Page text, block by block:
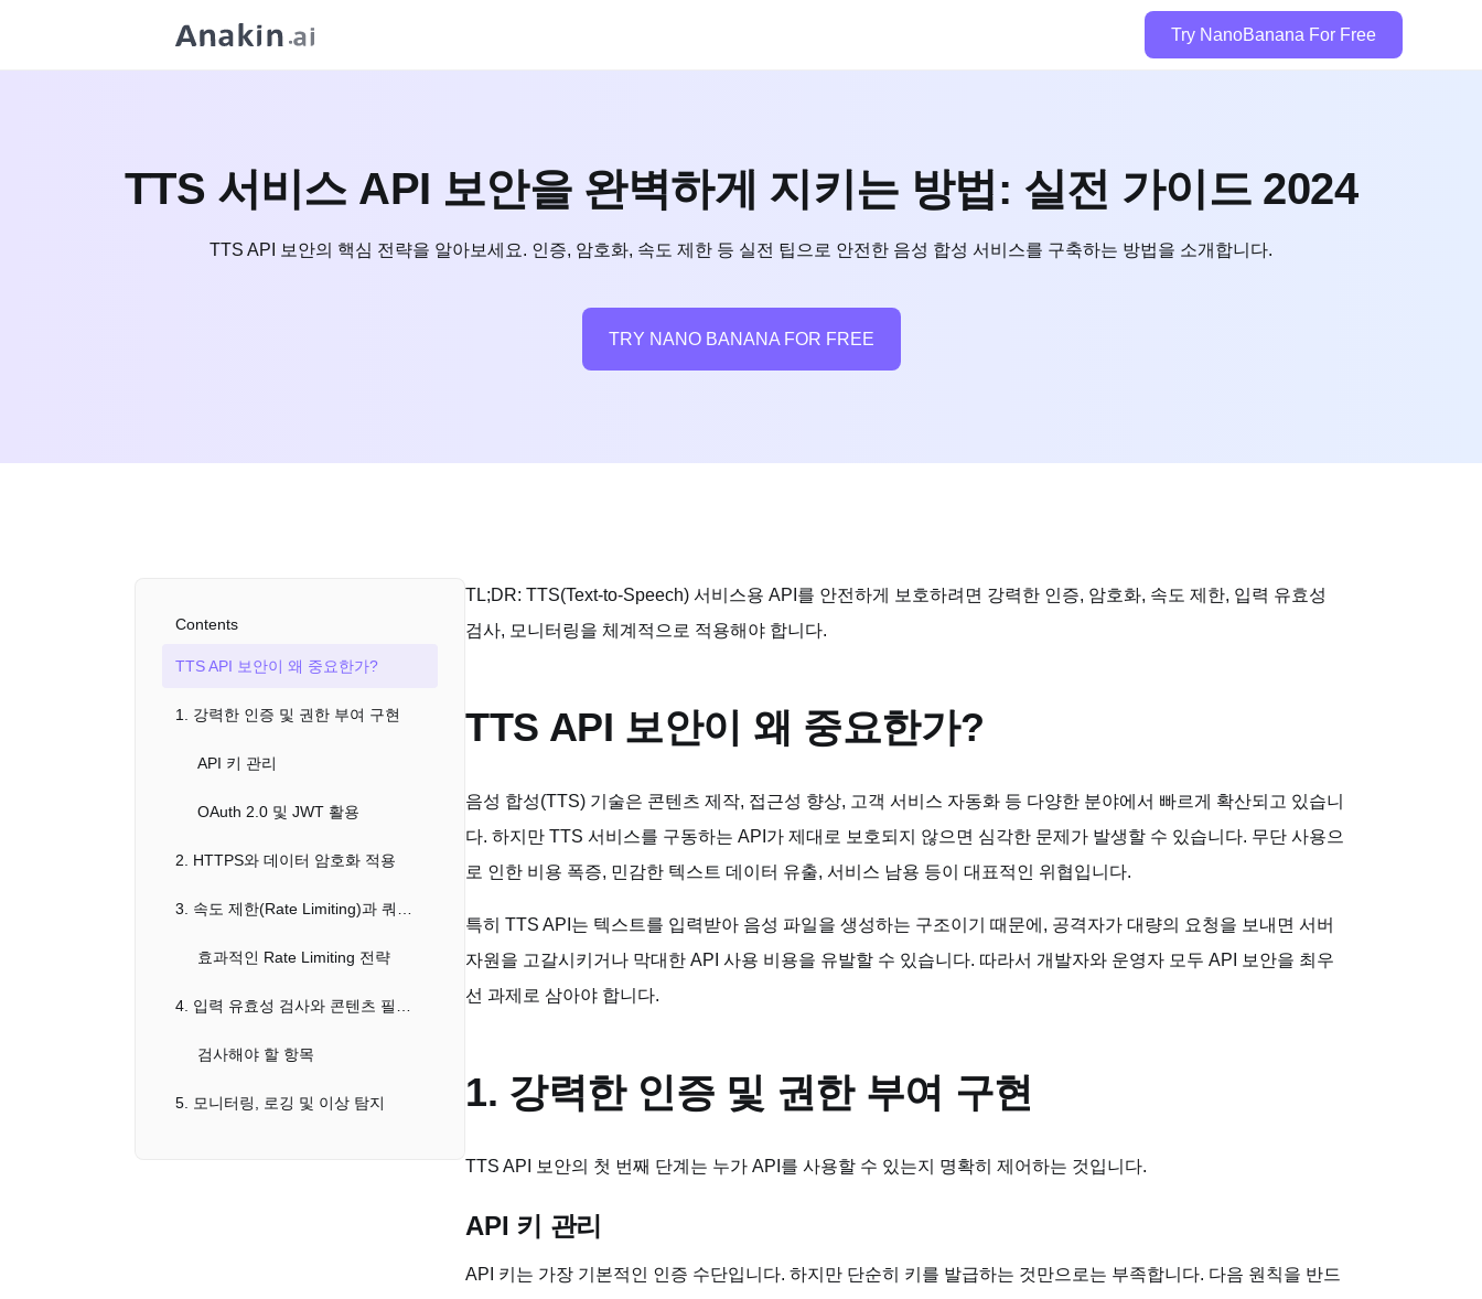
Try NanoBanana For Free
TTS 서비스 API 보안을 완벽하게 지키는 방법: 실전 가이드 2024
TTS API 보안의 핵심 전략을 알아보세요. 인증, 암호화, 속도 제한 등 실전 팁으로 안전한 음성 합성 서비스를 구축하는 방법을 소개합니다.
TRY NANO BANANA FOR FREE
Contents
TTS API 보안이 왜 중요한가?
1. 강력한 인증 및 권한 부여 구현
API 키 관리
OAuth 2.0 및 JWT 활용
2. HTTPS와 데이터 암호화 적용
효과적인 Rate Limiting 전략
검사해야 할 항목
5. 모니터링, 로깅 및 이상 탐지
TL;DR: TTS(Text-to-Speech) 서비스용 API를 안전하게 보호하려면 강력한 인증, 암호화, 속도 제한, 입력 유효성
검사, 모니터링을 체계적으로 적용해야 합니다.
TTS API 보안이 왜 중요한가?
음성 합성(TTS) 기술은 콘텐츠 제작, 접근성 향상, 고객 서비스 자동화 등 다양한 분야에서 빠르게 확산되고 있습니
다. 하지만 TTS 서비스를 구동하는 API가 제대로 보호되지 않으면 심각한 문제가 발생할 수 있습니다. 무단 사용으
로 인한 비용 폭증, 민감한 텍스트 데이터 유출, 서비스 남용 등이 대표적인 위협입니다.
특히 TTS API는 텍스트를 입력받아 음성 파일을 생성하는 구조이기 때문에, 공격자가 대량의 요청을 보내면 서버
자원을 고갈시키거나 막대한 API 사용 비용을 유발할 수 있습니다. 따라서 개발자와 운영자 모두 API 보안을 최우
선 과제로 삼아야 합니다.
1. 강력한 인증 및 권한 부여 구현
TTS API 보안의 첫 번째 단계는 누가 API를 사용할 수 있는지 명확히 제어하는 것입니다.
API 키 관리
API 키는 가장 기본적인 인증 수단입니다. 하지만 단순히 키를 발급하는 것만으로는 부족합니다. 다음 원칙을 반드